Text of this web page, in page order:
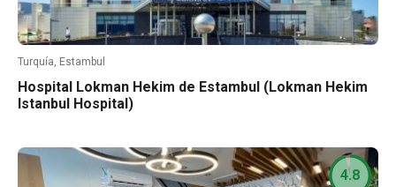
Turquía, Estambul
Hospital Lokman Hekim de Estambul (Lokman Hekim
Istanbul Hospital)
4.8